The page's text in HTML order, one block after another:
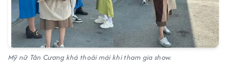
Mỹ nữ Tân Cương khá thoải mái khi tham gia show.